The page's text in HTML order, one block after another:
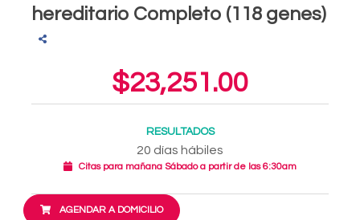
hereditario Completo (118 genes)
$23,251.00
RESULTADOS
20 días hábiles
Citas para mañana Sábado a partir de las 6:30am
AGENDAR A DOMICILIO